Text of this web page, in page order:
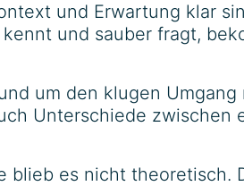
und Erwartung klar
und sauber fragt,
um den klugen Umgang
Unterschiede zwischen
blieb es nicht theoretisch.